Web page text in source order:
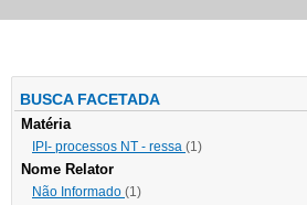
BUSCA FACETADA
Matéria
IPI- processos NT - ressa (1)
Nome Relator
Não Informado (1)